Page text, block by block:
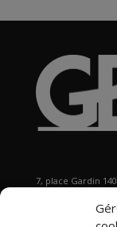
7, place Gardin